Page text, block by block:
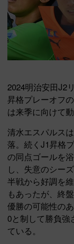
2024明治安田J2
昇格プレーオフ
は来季に向けて
清水エスパルス
落。続くJ1昇格
の同点ゴールを
し、失意のシー
半戦から好調を
もあったが、終
優勝の可能性の
0と制して勝負強
ている。